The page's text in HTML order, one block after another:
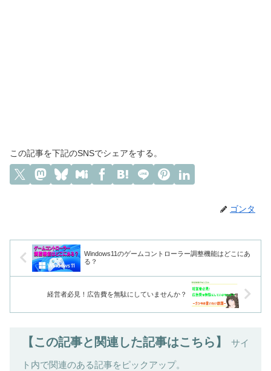
この記事を下記のSNSでシェアをする。
ゴンタ
Windows11のゲームコントローラー調整機能はどこにあ
る？
経営者必見！広告費を無駄にしていませんか？
【この記事と関連した記事はこちら】 サイ
ト内で関連のある記事をピックアップ。